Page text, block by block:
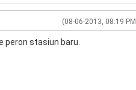
(08-06-2013, 08:19
peron stasiun baru.